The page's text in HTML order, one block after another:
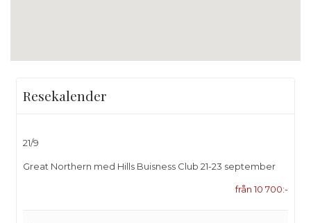
Resekalender
21/9
Great Northern med Hills Buisness Club 21-23 september
från 10 700:-